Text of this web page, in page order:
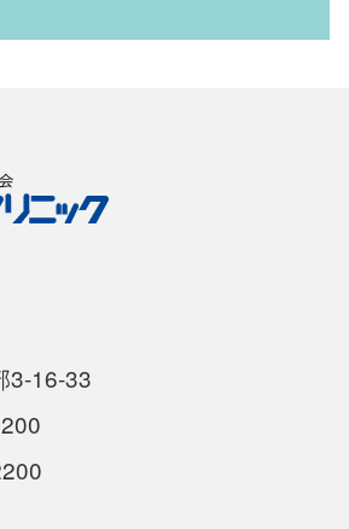
3-16-33